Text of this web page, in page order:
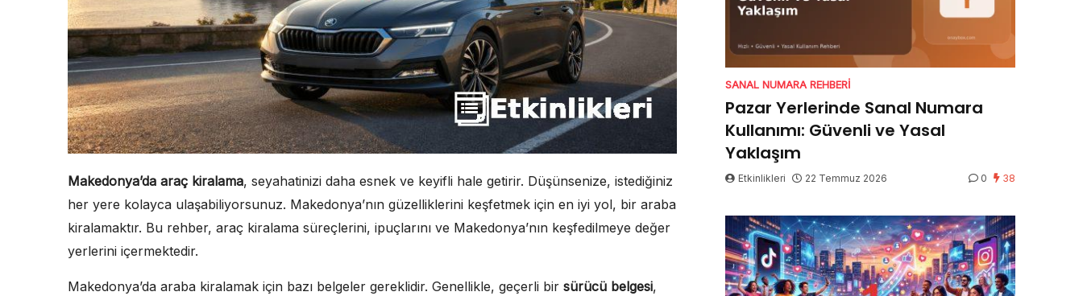
Makedonya’da araç kiralama, seyahatinizi daha esnek ve keyifli hale getirir. Düşünsenize, istediğiniz
her yere kolayca ulaşabiliyorsunuz. Makedonya’nın güzelliklerini keşfetmek için en iyi yol, bir araba
kiralamaktır. Bu rehber, araç kiralama süreçlerini, ipuçlarını ve Makedonya’nın keşfedilmeye değer
yerlerini içermektedir.
Makedonya’da araba kiralamak için bazı belgeler gereklidir. Genellikle, geçerli bir sürücü belgesi,
SANAL NUMARA REHBERI
Pazar Yerlerinde Sanal Numara
Kullanımı: Güvenli ve Yasal
Yaklaşım
Etkinlikleri 22 Temmuz 2026 0 38